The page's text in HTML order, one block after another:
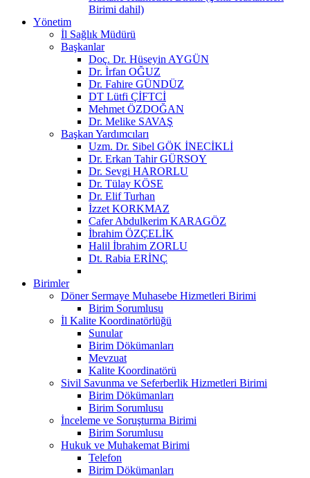
Birimi dahil)
Yönetim
İl Sağlık Müdürü
Başkanlar
Doç. Dr. Hüseyin AYGÜN
Dr. İrfan OĞUZ
Dr. Fahire GÜNDÜZ
DT Lütfi ÇİFTCİ
Mehmet ÖZDOĞAN
Dr. Melike SAVAŞ
Başkan Yardımcıları
Uzm. Dr. Sibel GÖK İNECİKLİ
Dr. Erkan Tahir GÜRSOY
Dr. Sevgi HARORLU
Dr. Tülay KÖSE
Dr. Elif Turhan
İzzet KORKMAZ
Cafer Abdulkerim KARAGÖZ
İbrahim ÖZÇELİK
Halil İbrahim ZORLU
Dt. Rabia ERİNÇ
Birimler
Döner Sermaye Muhasebe Hizmetleri Birimi
Birim Sorumlusu
İl Kalite Koordinatörlüğü
Sunular
Birim Dökümanları
Mevzuat
Kalite Koordinatörü
Sivil Savunma ve Seferberlik Hizmetleri Birimi
Birim Dökümanları
Birim Sorumlusu
İnceleme ve Soruşturma Birimi
Birim Sorumlusu
Hukuk ve Muhakemat Birimi
Telefon
Birim Dökümanları